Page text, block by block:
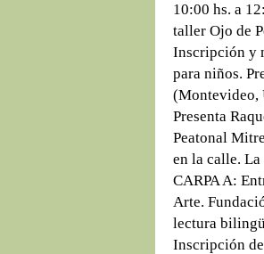
10:00 hs. a
taller Ojo de
Inscripción y
para niños.
(Montevideo,
Presenta
Peatonal
en la calle.
CARPA A:
Arte.
lectura
Inscripción